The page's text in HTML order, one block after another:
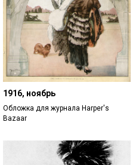
1916, ноябрь
Обложка для журнала Harper's
Bazaar